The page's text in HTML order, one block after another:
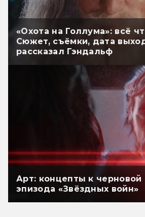
«Охота на Голлума»: всё
Сюжет, съёмки, дата
рассказал Гэндальф
Арт: концепты к черновой
эпизода «Звёздных войн»